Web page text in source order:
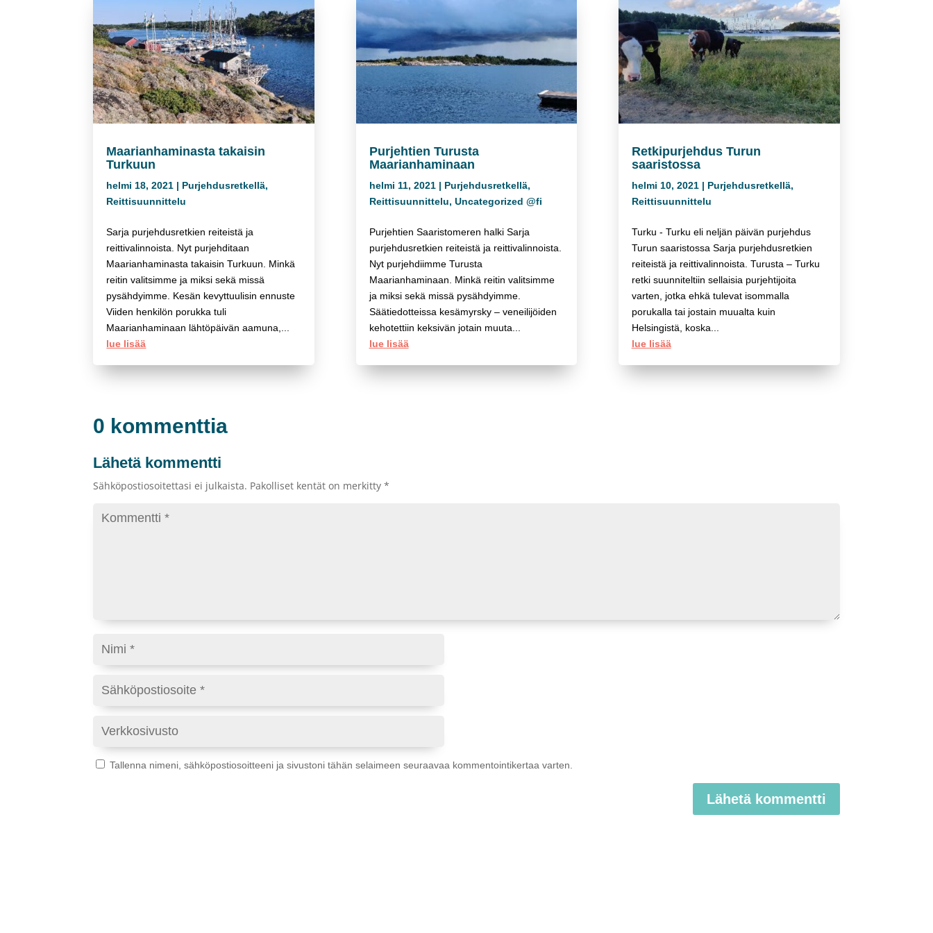
Maarianhaminasta takaisin
Turkuun
helmi 18, 2021 | Purjehdusretkellä,
Reittisuunnittelu
Sarja purjehdusretkien reiteistä ja
reittivalinnoista. Nyt purjehditaan
Maarianhaminasta takaisin Turkuun. Minkä
reitin valitsimme ja miksi sekä missä
pysähdyimme. Kesän kevyttuulisin ennuste
Viiden henkilön porukka tuli
Maarianhaminaan lähtöpäivän aamuna,...
lue lisää
Purjehtien Turusta
Maarianhaminaan
helmi 11, 2021| Purjehdusretkellä,
Reittisuunnittelu, Uncategorized @fi
Purjehtien Saaristomeren halki Sarja
purjehdusretkien reiteistä ja reittivalinnoista.
Nyt purjehdiimme Turusta
Maarianhaminaan. Minkä reitin valitsimme
ja miksi sekä missä pysähdyimme.
Säätiedotteissa kesämyrsky – veneilijöiden
kehotettiin keksivän jotain muuta...
lue lisää
Retkipurjehdus Turun
saaristossa
helmi 10, 2021| Purjehdusretkellä,
Reittisuunnittelu
Turku - Turku eli neljän päivän purjehdus
Turun saaristossa Sarja purjehdusretkien
reiteistä ja reittivalinnoista. Turusta – Turku
retki suunniteltiin sellaisia purjehtijoita
varten, jotka ehkä tulevat isommalla
porukalla tai jostain muualta kuin
Helsingistä, koska...
lue lisää
0 kommenttia
Lähetä kommentti
Sähköpostiosoitettasi ei julkaista. Pakolliset kentät on merkitty*
Tallenna nimeni, sähköpostiosoitteeni ja sivustoni tähän selaimeen seuraavaa kommentointikertaa varten.
Lähetä kommentti